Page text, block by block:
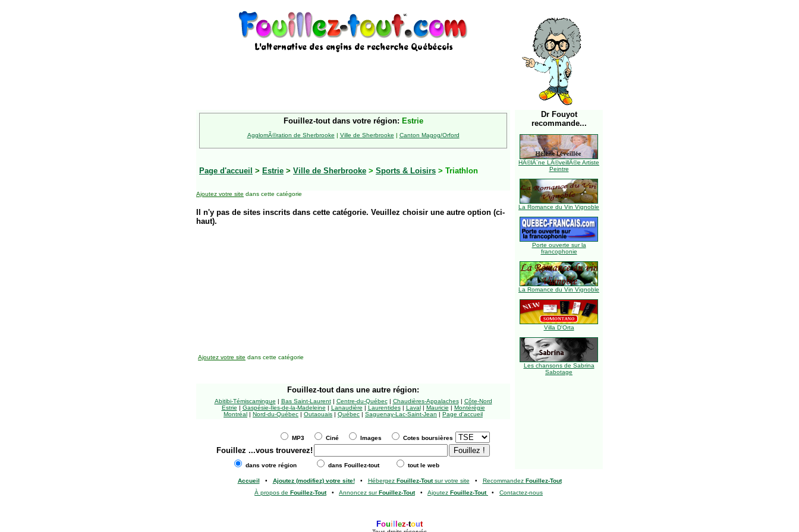
Fouillez-tout dans votre région: Estrie
AgglomÃ©ration de Sherbrooke | Ville de Sherbrooke | Canton Magog/Orford
Page d'accueil > Estrie > Ville de Sherbrooke > Sports & Loisirs > Triathlon
Ajoutez votre site dans cette catégorie
Il n'y pas de sites inscrits dans cette catégorie. Veuillez choisir une autre option (ci-
haut).
Dr Fouyot
recommande...
HÃ©lÃ¨ne LÃ©veillÃ©e Artiste
Peintre
La Romance du Vin Vignoble
Porte ouverte sur la
francophonie
La Romance du Vin Vignoble
Villa D'Orta
Les chansons de Sabrina
Sabotage
Ajoutez votre site dans cette catégorie
Fouillez-tout dans une autre région:
Abitibi-Témiscamingue | Bas Saint-Laurent| Centre-du-Québec| Chaudières-Appalaches| Côte-Nord
Estrie | Gaspésie-Îles-de-la-Madeleine | Lanaudière | Laurentides| Laval| Mauricie | Montérégie
Montréal | Nord-du-Québec | Outaouais | Québec | Saguenay-Lac-Saint-Jean | Page d'accueil
MP3 Ciné Images Cotes boursières
Fouillez ...vous trouverez!
dans votre région dans Fouillez-tout tout le web
Accueil • Ajoutez (modifiez) votre site!• Hébergez Fouillez-Toutsur votre site • Recommandez Fouillez-Tout
À propos de Fouillez-Tout• Annoncez surFouillez-Tout• Ajoutez Fouillez-Tout • Contactez-nous
Foui ez-tout